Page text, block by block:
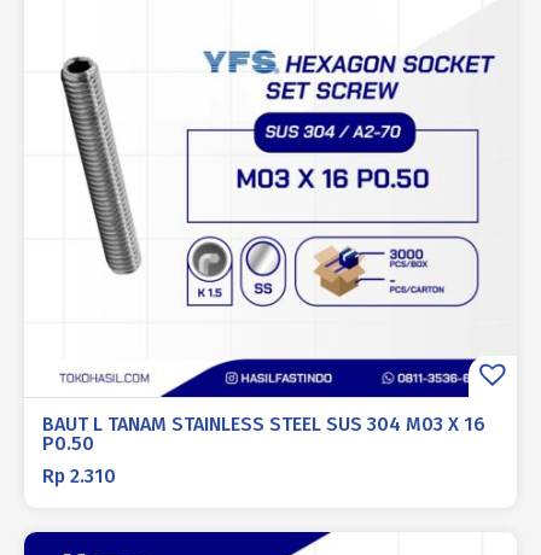
BAUT L TANAM STAINLESS STEEL SUS 304 M03 X 16
P0.50
Rp 2.310